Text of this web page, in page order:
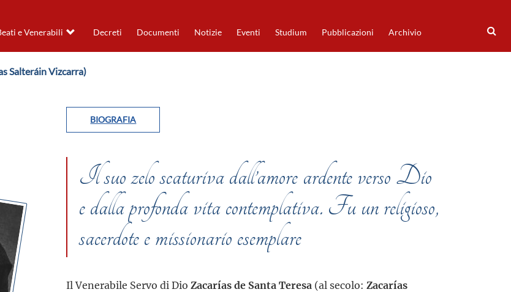
e Venerabili Decreti Documenti Notizie Eventi Studium Pubblicazioni Archivio
Salteráin Vizcarra)
BIOGRAFIA
Il suo zelo scaturiva dall’amore ardente verso Dio
e dalla profonda vita contemplativa. Fu un religioso,
sacerdote e missionario esemplare
Il Venerabile Servo di DioZacarías de Santa Teresa (al secolo:Zacarías